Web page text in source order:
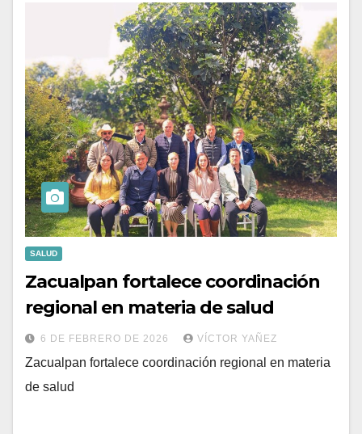
SALUD
Zacualpan fortalece coordinación
regional en materia de salud
6 DE FEBRERO DE 2026 VÍCTOR YAÑEZ
Zacualpan fortalece coordinación regional en materia
de salud